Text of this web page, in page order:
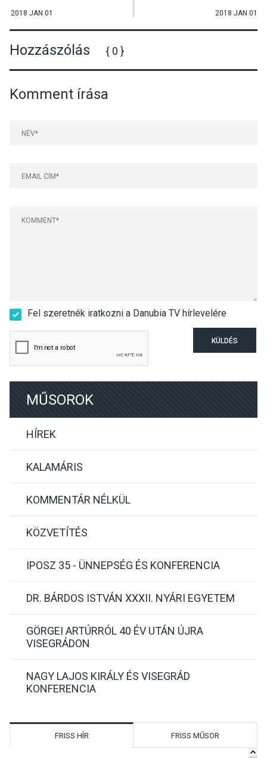
2018 JAN 01 2018 JAN 01
Hozzászólás { 0 }
Komment írása
Fel szeretnék iratkozni a Danubia TV hírlevelére
KÜLDÉS
MŰSOROK
HÍREK
KALAMÁRIS
KOMMENTÁR NÉLKÜL
KÖZVETÍTÉS
IPOSZ 35 - ÜNNEPSÉG ÉS KONFERENCIA
DR. BÁRDOS ISTVÁN XXXII. NYÁRI EGYETEM
GÖRGEI ARTÚRRÓL 40 ÉV UTÁN ÚJRA
VISEGRÁDON
NAGY LAJOS KIRÁLY ÉS VISEGRÁD
KONFERENCIA
FRISS HÍR FRISS MŰSOR